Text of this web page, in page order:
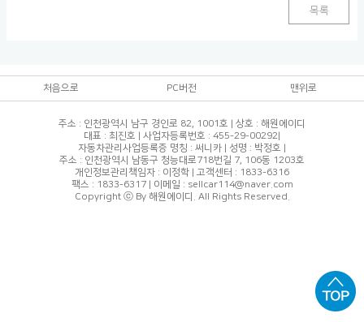
목록
처음으로 PC버전 맨위로
주소 : 인천광역시 남구 경인로 82, 1001호 | 상호 : 해원에이디
대표 : 최진호 | 사업자등록번호 : 455-29-00292|
자동차관리사업등록증 명칭 : 써니카 | 성명 : 박정호 |
주소 : 인천광역시 남동구 청능대로718번길 7, 106동 1203호
개인정보관리책임자 : 이정학 | 고객센터 : 1833-6316
팩스 : 1833-6317 | 이메일 : sellcar114@naver.com
Copyright ⓒ By 해원에이디. All Rights Reserved.